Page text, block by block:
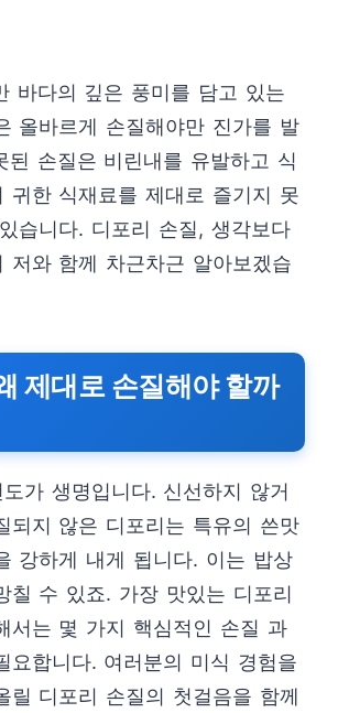
바다의 깊은 풍미를 담고 있는
올바르게 손질해야만 진가를 발
된 손질은 비린내를 유발하고 식
귀한 식재료를 제대로 즐기지 못
습니다. 디포리 손질, 생각보다
저와 함께 차근차근 알아보겠습
제대로 손질해야 할까
가 생명입니다. 신선하지 않거
되지 않은 디포리는 특유의 쓴맛
강하게 내게 됩니다. 이는 밥상
칠 수 있죠. 가장 맛있는 디포리
서는 몇 가지 핵심적인 손질 과
요합니다. 여러분의 미식 경험을
릴 디포리 손질의 첫걸음을 함께